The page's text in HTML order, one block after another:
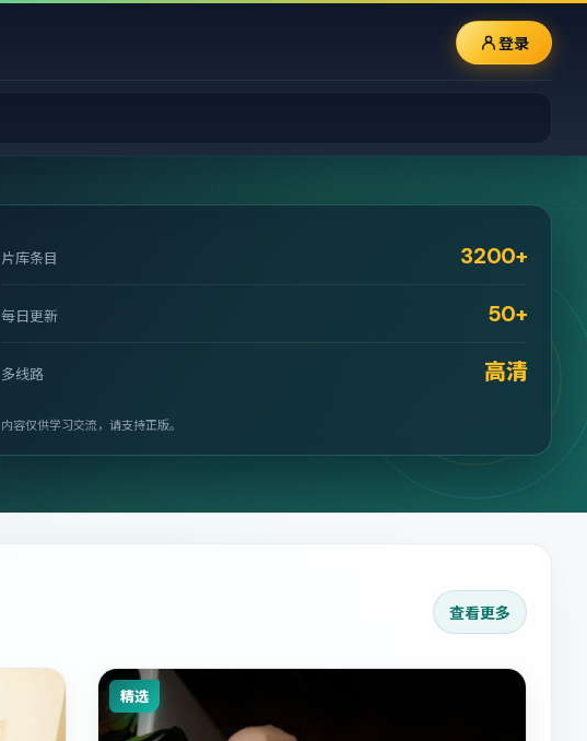
登录
片库条目 3200+
每日更新 50+
多线路 高清
内容仅供学习交流，请支持正版。
查看更多
精选